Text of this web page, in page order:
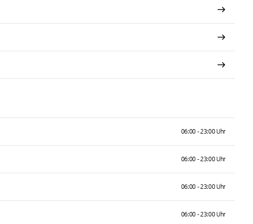
06:00 - 23:00 Uhr
06:00 - 23:00 Uhr
06:00 - 23:00 Uhr
06:00 - 23:00 Uhr